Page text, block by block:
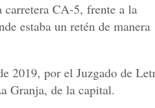
carretera CA-5, frente a la
estaba un retén de manera
2019, por el Juzgado de
Granja, de la capital.